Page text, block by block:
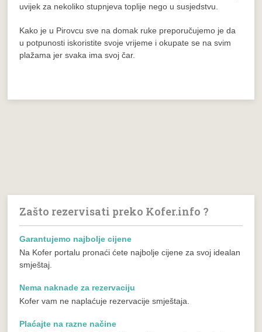
uvijek za nekoliko stupnjeva toplije nego u susjedstvu.
Kako je u Pirovcu sve na domak ruke preporučujemo je da
u potpunosti iskoristite svoje vrijeme i okupate se na svim
plažama jer svaka ima svoj čar.
Zašto rezervisati preko Kofer.info ?
Garantujemo najbolje cijene
Na Kofer portalu pronaći ćete najbolje cijene za svoj idealan
smještaj.
Nema naknade za rezervaciju
Kofer vam ne naplaćuje rezervacije smještaja.
Plaćajte na razne načine